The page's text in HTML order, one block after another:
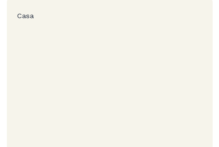
Casa